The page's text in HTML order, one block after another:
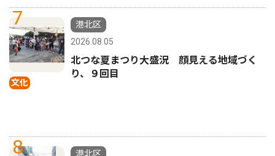
7
文化
港北区
2026.08.05
北つな夏まつり大盛況 顔見える地域づく
り、９回目
8
港北区